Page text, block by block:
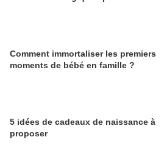
Comment immortaliser les premiers
moments de bébé en famille ?
5 idées de cadeaux de naissance à
proposer